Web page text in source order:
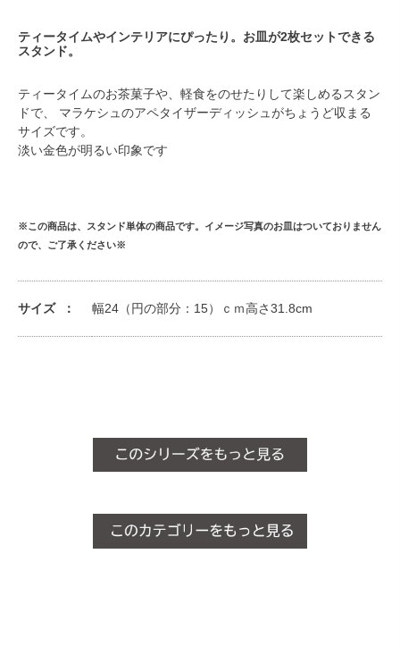
ティータイムやインテリアにぴったり。お皿が2枚セットできる
スタンド。
ティータイムのお茶菓子や、軽食をのせたりして楽しめるスタン
ドで、 マラケシュのアペタイザーディッシュがちょうど収まる
サイズです。
淡い金色が明るい印象です
※この商品は、スタンド単体の商品です。イメージ写真のお皿はついておりません
ので、ご了承ください※
サイズ 幅24（円の部分：15）ｃｍ高さ31.8cm